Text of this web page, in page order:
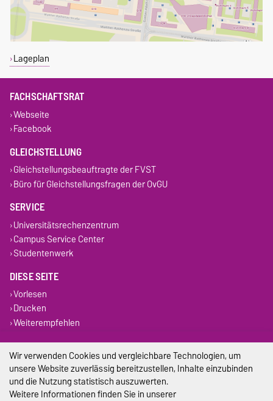
Lageplan
FACHSCHAFTSRAT
Webseite
Facebook
GLEICHSTELLUNG
Gleichstellungsbeauftragte der FVST
Büro für Gleichstellungsfragen der OvGU
SERVICE
Universitätsrechenzentrum
Campus Service Center
Studentenwerk
DIESE SEITE
Vorlesen
Drucken
Weiterempfehlen
Impressum
Datenschutz
Wir verwenden Cookies und vergleichbare Technologien, um
unsere Website zuverlässig bereitzustellen, Inhalte einzubinden
und die Nutzung statistisch auszuwerten.
Weitere Informationen finden Sie in unserer